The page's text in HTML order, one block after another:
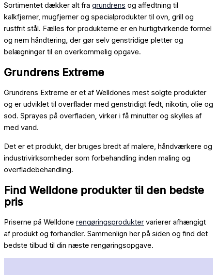
Sortimentet dækker alt fra grundrens og affedtning til
kalkfjerner, mugfjerner og specialprodukter til ovn, grill og
rustfrit stål. Fælles for produkterne er en hurtigtvirkende formel
og nem håndtering, der gør selv genstridige pletter og
belægninger til en overkommelig opgave.
Grundrens Extreme
Grundrens Extreme er et af Welldones mest solgte produkter
og er udviklet til overflader med genstridigt fedt, nikotin, olie og
sod. Sprayes på overfladen, virker i få minutter og skylles af
med vand.
Det er et produkt, der bruges bredt af malere, håndværkere og
industrivirksomheder som forbehandling inden maling og
overfladebehandling.
Find Welldone produkter til den bedste
pris
Priserne på Welldone rengøringsprodukter varierer afhængigt
af produkt og forhandler. Sammenlign her på siden og find det
bedste tilbud til din næste rengøringsopgave.